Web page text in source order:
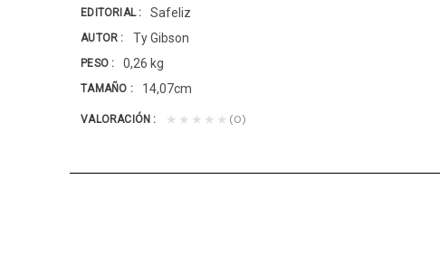
EDITORIAL Safeliz
AUTOR Ty Gibson
PESO 0,26 kg
TAMAÑO 14,07cm
VALORACIÓN ★★★★★ (0)